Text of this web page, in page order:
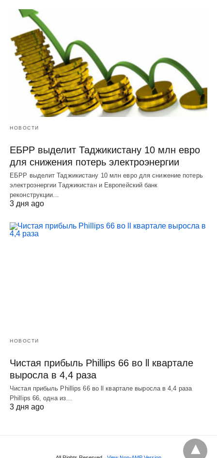
НОВОСТИ
ЕБРР выделит Таджикистану 10 млн евро
для снижения потерь электроэнергии
ЕБРР выделит Таджикистану 10 млн евро для снижение потерь
электроэнергии Таджикистан и Европейский банк
реконструкции…
3 дня ago
НОВОСТИ
Чистая прибыль Phillips 66 во ll квартале
выросла в 4,4 раза
Чистая прибыль Phillips 66 во ll квартале выросла в 4,4 раза
Phillips 66, одна из…
3 дня ago